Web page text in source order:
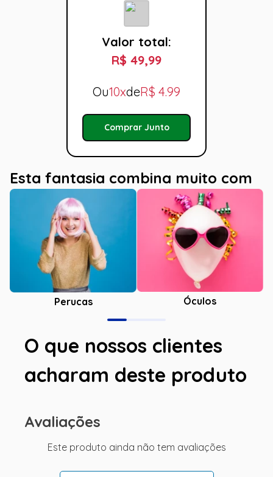
Valor total:
R$ 49,99
Ou10xdeR$ 4.99
Comprar Junto
Esta fantasia combina muito com
Perucas Óculos
O que nossos clientes
acharam deste produto
Avaliações
Este produto ainda não tem avaliações